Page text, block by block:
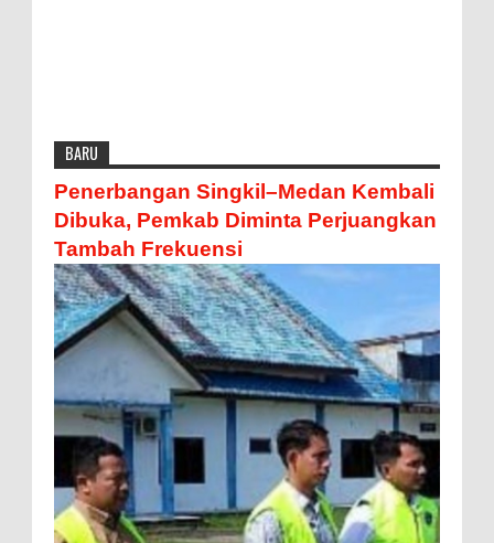
BARU
Penerbangan Singkil–Medan Kembali
Dibuka, Pemkab Diminta Perjuangkan
Tambah Frekuensi